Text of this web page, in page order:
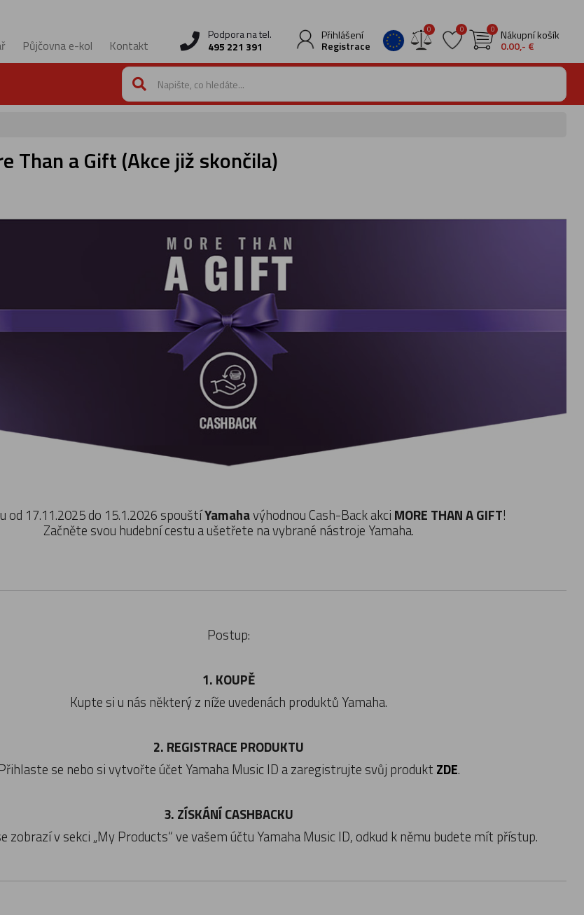
Půjčovna e-kol Kontakt
Podpora na tel.
495 221 391
Přihlášení
Registrace
0 0 Nákupní košík
0.00,- €
0
Than a Gift (Akce již skončila)
od 17.11.2025 do 15.1.2026 spouštíYamahavýhodnou Cash-Back akci MORE THAN A GIFT!
Začněte svou hudební cestu a ušetřete na vybrané nástroje Yamaha.
Postup:
1. KOUPĚ
Kupte si u nás některý z níže uvedenách produktů Yamaha.
2. REGISTRACE PRODUKTU
Přihlaste se nebo si vytvořte účet Yamaha Music ID a zaregistrujte svůj produkt ZDE.
3. ZÍSKÁNÍ CASHBACKU
zobrazí v sekci „My Products“ ve vašem účtu Yamaha Music ID, odkud k němu budete mít přístup.